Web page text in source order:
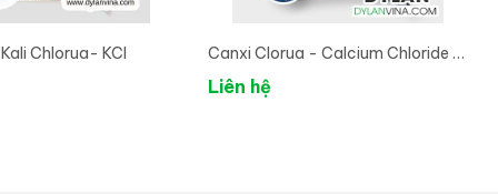
Chlorua- KCl
Canxi Clorua - Calcium Chloride -
CaCl2.2H2O
Liên hệ